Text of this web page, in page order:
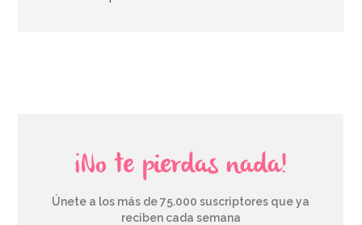
¡No te pierdas nada!
Únete a los más de 75.000 suscriptores que ya
reciben cada semana